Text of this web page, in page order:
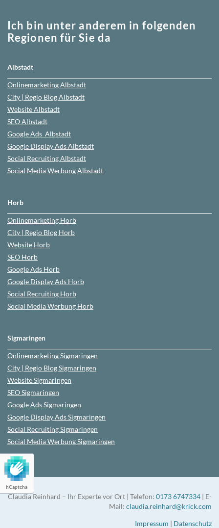
hCaptcha
Ich bin unter anderem in folgenden
Regionen für Sie da
Albstadt
OnlinemarketingAlbstadt
City | Regio BlogAlbstadt
WebsiteAlbstadt
SEOAlbstadt
Google Ads Albstadt
Google Display Ads Albstadt
Social Recruiting Albstadt
Social Media WerbungAlbstadt
Horb
Onlinemarketing Horb
City | Regio Blog Horb
Website Horb
SEO Horb
Google Ads Horb
Google Display Ads Horb
Social Recruiting Horb
Social Media Werbung Horb
Sigmaringen
OnlinemarketingSigmaringen
City | Regio BlogSigmaringen
WebsiteSigmaringen
SEOSigmaringen
Google AdsSigmaringen
Google Display Ads Sigmaringen
Social RecruitingSigmaringen
Social Media WerbungSigmaringen
Claudia Reinhard – Ihr Experte vor Ort | Telefon: 0173 6747334 | E-
Mail: claudia.reinhard@krick.com
Impressum | Datenschutz